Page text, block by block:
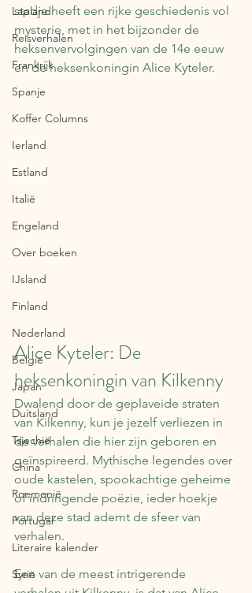
Lapland
Reisverhalen
Frankrijk
Spanje
Koffer Columns
Ierland
Estland
Italië
Engeland
Over boeken
IJsland
Finland
Nederland
België
Japan
Duitsland
Tsjechië
China
Roemenië
Portugal
Literaire kalender
Syrië
stadje heeft een rijke geschiedenis vol
mysterie, met in het bijzonder de
heksenvervolgingen van de 14e eeuw
en de heksenkoningin Alice Kyteler.
Alice Kyteler: De
heksenkoningin van Kilkenny
Dwalend door de geplaveide straten
van Kilkenny, kun je jezelf verliezen in
de verhalen die hier zijn geboren en
geïnspireerd. Mythische legendes over
oude kastelen, spookachtige geheime
of indringende poëzie, ieder hoekje
van deze stad ademt de sfeer van
verhalen.
Een van de meest intrigerende